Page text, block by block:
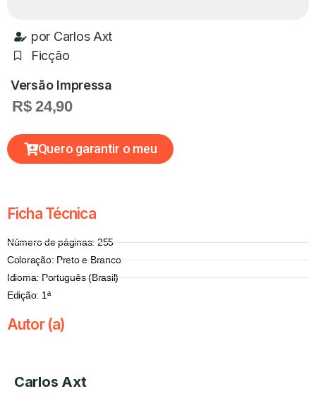
por Carlos Axt
Ficção
Versão Impressa
R$ 24,90
Quero garantir o meu
Ficha Técnica
Número de páginas: 255
Coloração: Preto e Branco
Idioma: Português (Brasil)
Edição: 1ª
Autor (a)
Carlos Axt